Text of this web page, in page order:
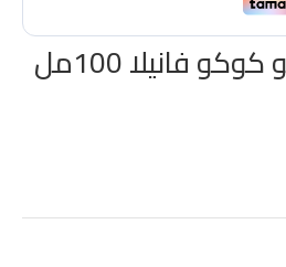
فانيلا 100مل